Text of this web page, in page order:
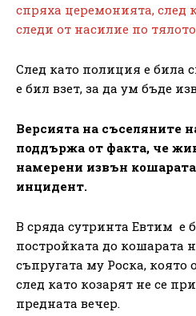
спряха церемонията, след
следи от насилие по
След като полиция е била
е бил взет, за да ум бъде
Версията на съселяните
поддържа от факта, че
намерени извън
инцидент.
В сряда сутринта Евтим е
постройката до кошарата
съпругата му Роска, която
след като козарят не се
предната вечер.